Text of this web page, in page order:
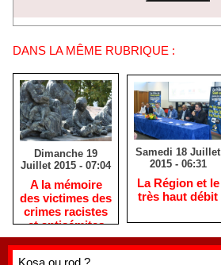
DANS LA MÊME RUBRIQUE :
Dimanche 19
Juillet 2015 - 07:04
A la mémoire
des victimes des
crimes racistes
et antisémites
Samedi 18 Juillet
2015 - 06:31
La Région et le
très haut débit